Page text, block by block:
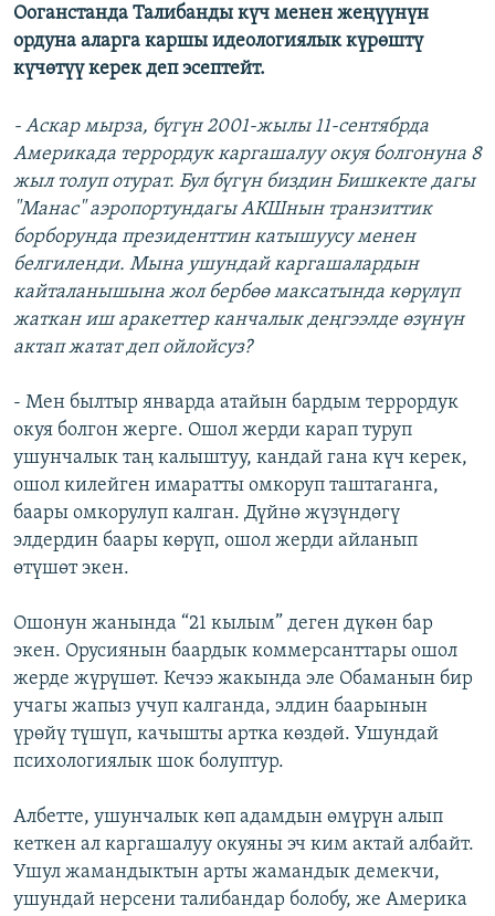
Ооганстанда Талибанды күч менен жеңүүнүн
ордуна аларга каршы идеологиялык күрөштү
күчөтүү керек деп эсептейт.
- Аскар мырза, бүгүн 2001-жылы 11-сентябрда
Америкада террордук каргашалуу окуя болгонуна 8
жыл толуп отурат. Бул бүгүн биздин Бишкекте дагы
"Манас" аэропортундагы АКШнын транзиттик
борборунда президенттин катышуусу менен
белгиленди. Мына ушундай каргашалардын
кайталанышына жол бербөө максатында көрүлүп
жаткан иш аракеттер канчалык деңгээлде өзүнүн
актап жатат деп ойлойсуз?
- Мен былтыр январда атайын бардым террордук
окуя болгон жерге. Ошол жерди карап туруп
ушунчалык таң калыштуу, кандай гана күч керек,
ошол килейген имаратты омкоруп таштаганга,
баары омкорулуп калган. Дүйнө жүзүндөгү
элдердин баары көрүп, ошол жерди айланып
өтүшөт экен.
Ошонун жанында “21 кылым” деген дүкөн бар
экен. Орусиянын баардык коммерсанттары ошол
жерде жүрүшөт. Кечээ жакында эле Обаманын бир
учагы жапыз учуп калганда, элдин баарынын
үрөйү түшүп, качышты артка көздөй. Ушундай
психологиялык шок болуптур.
Албетте, ушунчалык көп адамдын өмүрүн алып
кеткен ал каргашалуу окуяны эч ким актай албайт.
Ушул жамандыктын арты жамандык демекчи,
ушундай нерсени талибандар болобу, же Америка